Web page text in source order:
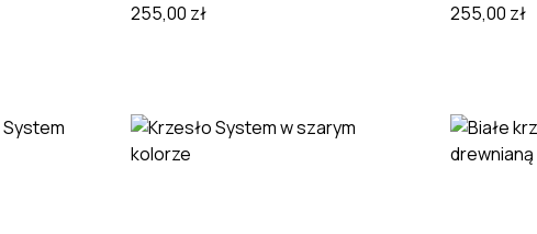
255,00 zł
255,00 zł